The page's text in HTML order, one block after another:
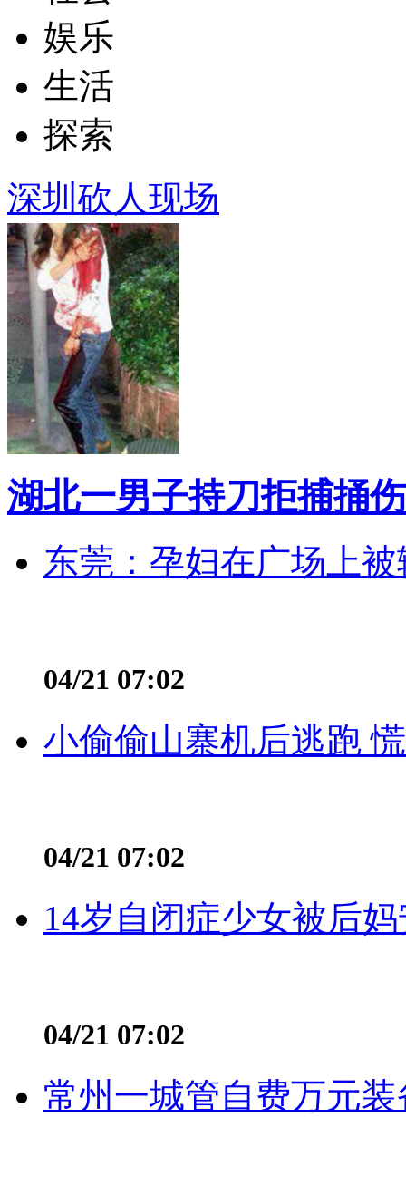
娱乐
生活
探索
深圳砍人现场
湖北一男子持刀拒捕捅
东莞：孕妇在广场上
04/21 07:02
小偷偷山寨机后逃跑
04/21 07:02
14岁自闭症少女被后
04/21 07:02
常州一城管自费万元